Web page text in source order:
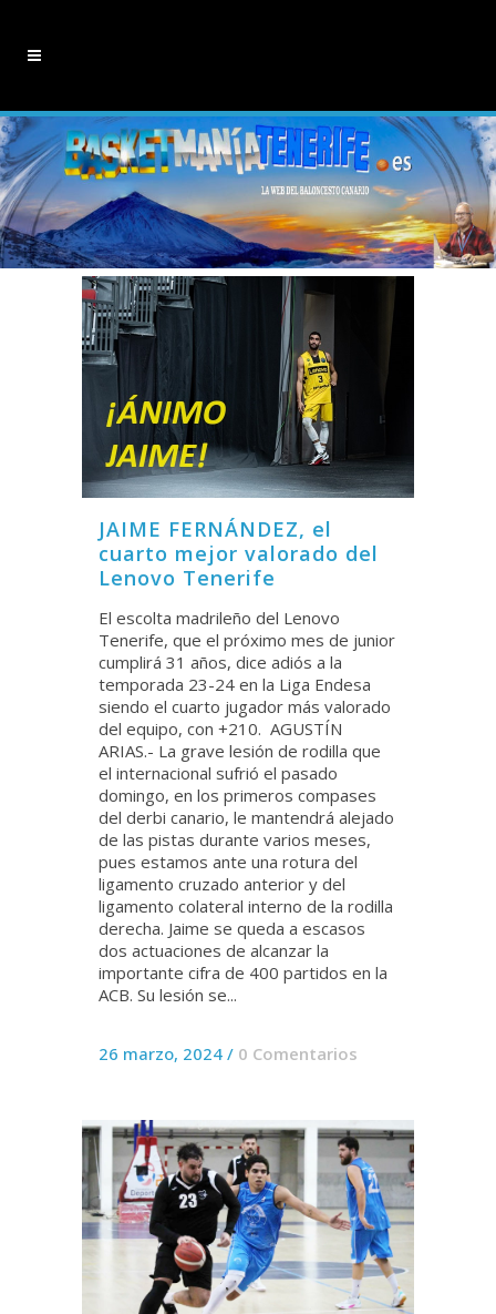
JAIME FERNÁNDEZ, el
cuarto mejor valorado del
Lenovo Tenerife
El escolta madrileño del Lenovo
Tenerife, que el próximo mes de junior
cumplirá 31 años, dice adiós a la
temporada 23-24 en la Liga Endesa
siendo el cuarto jugador más valorado
del equipo, con +210. AGUSTÍN
ARIAS.- La grave lesión de rodilla que
el internacional sufrió el pasado
domingo, en los primeros compases
del derbi canario, le mantendrá alejado
de las pistas durante varios meses,
pues estamos ante una rotura del
ligamento cruzado anterior y del
ligamento colateral interno de la rodilla
derecha. Jaime se queda a escasos
dos actuaciones de alcanzar la
importante cifra de 400 partidos en la
ACB. Su lesión se...
26 marzo, 2024 / 0 Comentarios